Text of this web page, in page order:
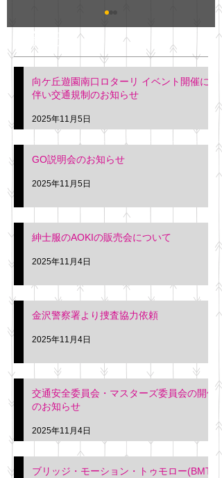
明日(11月6日)午後3時～5
階会議室にてGOの説明会
を行います。 神奈川個人
タクシー協同組合 専務 佐
久間
最新記事
向ケ丘遊園南口ロターリ イベント開催に
伴い交通規制のお知らせ
2025年11月5日
GO説明会のお知らせ
2025年11月5日
紳士服のAOKIの販売会について
2025年11月4日
金沢警察署より捜査協力依頼
2025年11月4日
交通安全委員会・マスターズ委員会の開催
のお知らせ
2025年11月4日
ブリッジ・モーション・トゥモロー(BMT)